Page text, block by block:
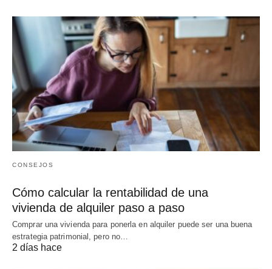
CONSEJOS
Cómo calcular la rentabilidad de una
vivienda de alquiler paso a paso
Comprar una vivienda para ponerla en alquiler puede ser una buena
estrategia patrimonial, pero no…
2 días hace